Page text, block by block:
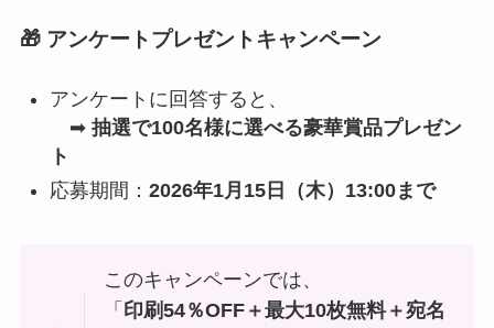
🎁 アンケートプレゼントキャンペーン
アンケートに回答すると、
➡ 抽選で100名様に選べる豪華賞品プレゼン
ト
応募期間： 2026年1月15日（木）13:00まで
このキャンペーンでは、
「 印刷54％OFF＋最大10枚無料＋宛名